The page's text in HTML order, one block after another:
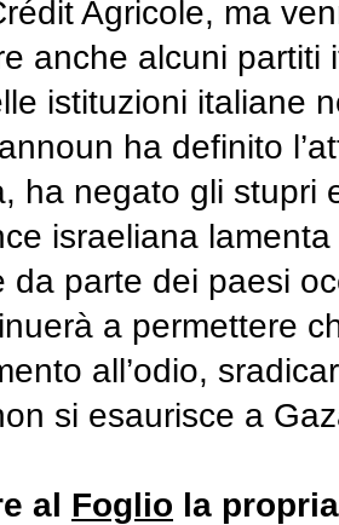
Agricole, ma
anche alcuni
istituzioni italiane
ha definito
ha negato gli stupri
israeliana
da parte dei paesi
a permettere
all’odio,
si esaurisce a
al Foglio la